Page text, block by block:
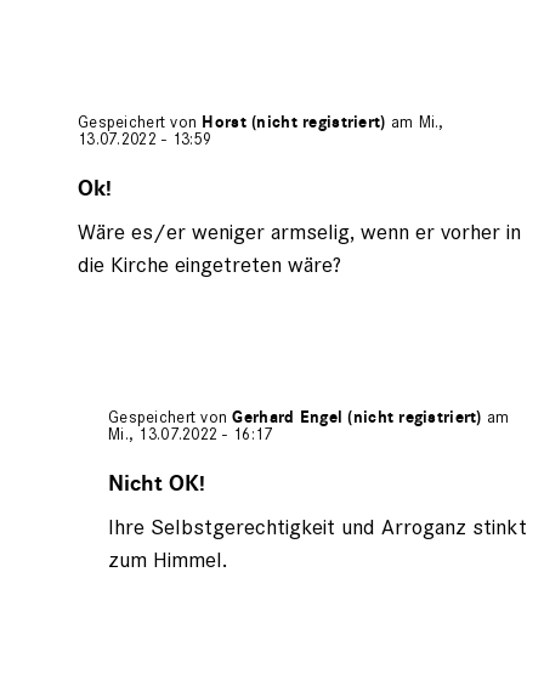
Gespeichert von Horst (nicht registriert) am Mi.,
13.07.2022 - 13:59
auf
Gerhard
Engel
Ok!
Wäre es/er weniger armselig, wenn er vorher in
die Kirche eingetreten wäre?
Gespeichert vonGerhard Engel (nicht registriert) am
Mi., 13.07.2022 - 16:17
auf
Horst
(nicht
Nicht OK!
Ihre Selbstgerechtigkeit und Arroganz stinkt
zum Himmel.